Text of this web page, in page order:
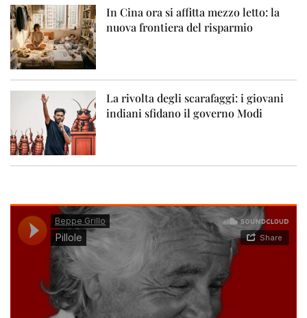
In Cina ora si affitta mezzo letto: la
nuova frontiera del risparmio
La rivolta degli scarafaggi: i giovani
indiani sfidano il governo Modi